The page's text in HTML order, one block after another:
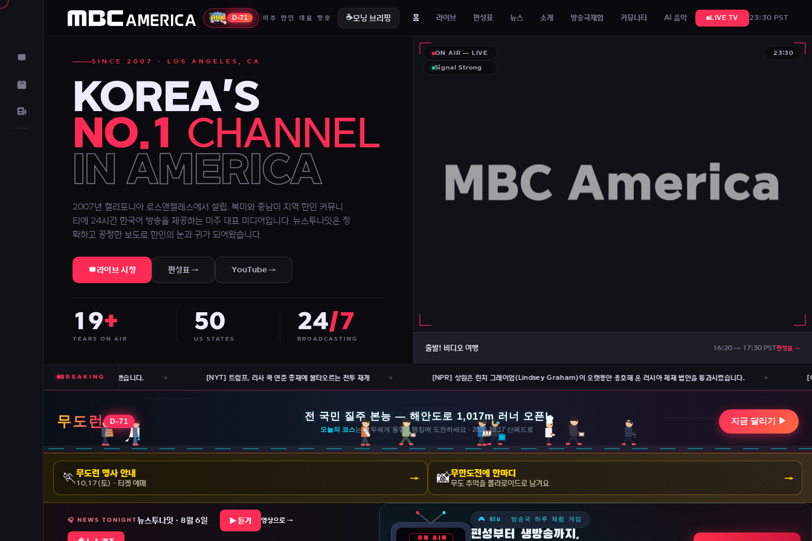
D-71 |미주 한인 대표 방송 ☕모닝 브리핑 홈 라이브 편성표 뉴스 소개 방송국체험 커뮤니티 AI 음악 LIVE TV 23:30 PST
SINCE 2007 · LOS ANGELES, CA
KOREA'S
NO.1 CHANNEL
IN AMERICA
2007년 캘리포니아 로스앤젤레스에서 설립. 북미와 중남미 지역 한인 커뮤니
티에 24시간 한국어 방송을 제공하는 미주 대표 미디어입니다. 뉴스투나잇은 정
확하고 공정한 보도로 한인의 눈과 귀가 되어왔습니다.
라이브 시청 편성표 → YouTube →
19+
YEARS ON AIR
50
US STATES
24/7
BROADCASTING
MBC America
ON AIR — LIVE
Signal Strong
23:30
출발! 비디오 여행 16:20 — 17:30 PST편성표 →
BREAKING
업무를 차단하고 대법원 검토를 시작했습니다. [NYT] 트럼프, 리사 쿡 연준 총재에 불타오르는 전투 재개 [NPR] 상원은 린지 그레이엄(Lindsey Graham)이 오랫동안 옹호해 온 러시아 제재 법안을 통과시켰습니다.
🏃무도런 행사 안내
10.17(토) · 티켓 예매 → 📸무한도전에 한마디
무도 추억을 폴라로이드로 남겨요 →
🎧 NEWS TONIGHT 뉴스투나잇 · 8월 6일 ▶ 듣기 영상으로 →